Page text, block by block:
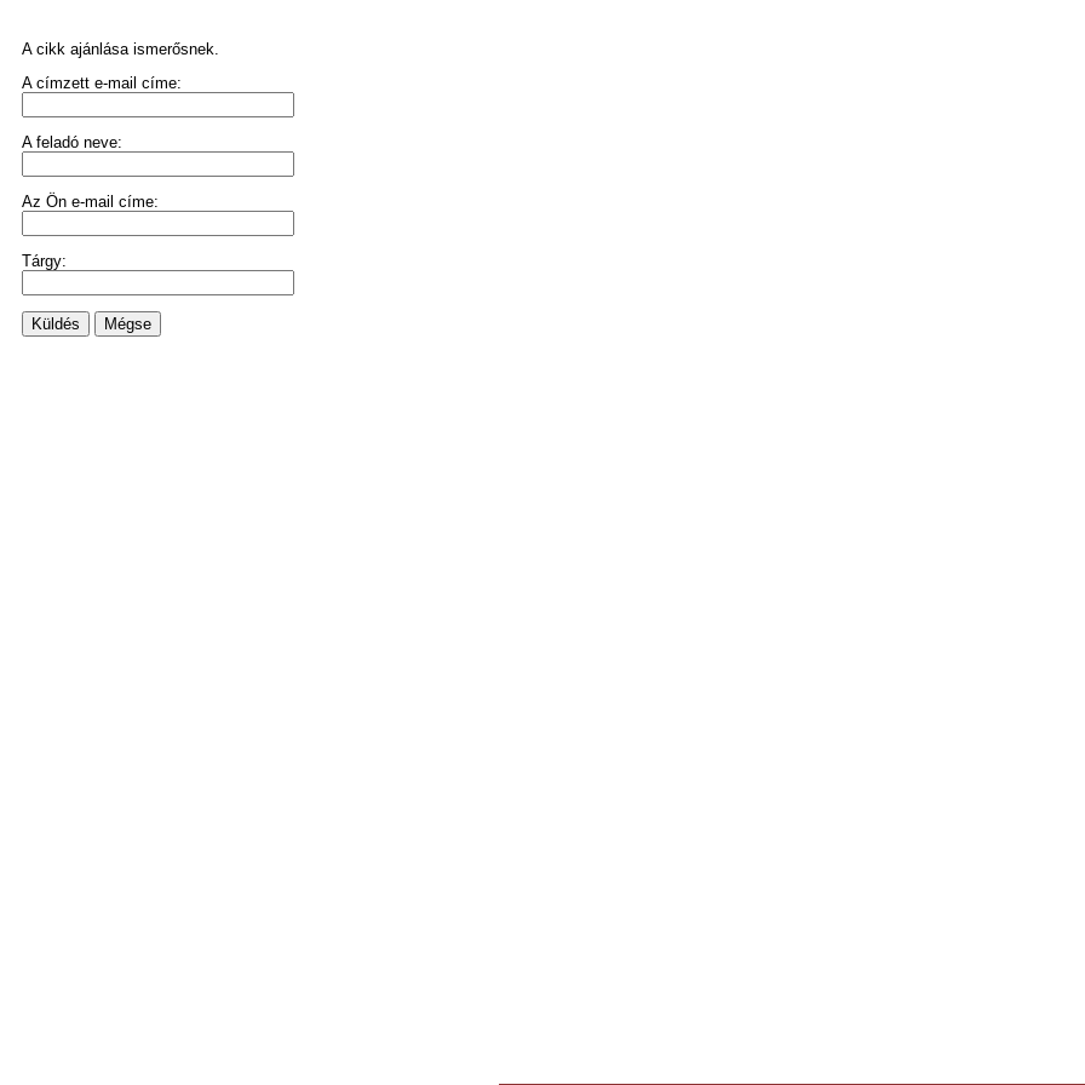
A cikk ajánlása ismerősnek.
A címzett e-mail címe:
A feladó neve:
Az Ön e-mail címe:
Tárgy:
Küldés Mégse